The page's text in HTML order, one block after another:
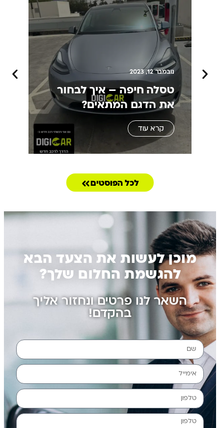
נובמבר 12, 2023
טסלה חיפה – איך לבחור
את הדגם המתאים?
קרא עוד
לכל הפוסטים
מוכן לעשות את הצעד הבא
להגשמת החלום שלך?
השאר לנו פרטים ונחזור אליך
בהקדם!